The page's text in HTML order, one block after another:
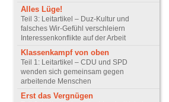
Alles Lüge!
Teil 3: Leitartikel – Duz-Kultur und
falsches Wir-Gefühl verschleiern
Interessenkonflikte auf der Arbeit
Klassenkampf von oben
Teil 1: Leitartikel – CDU und SPD
wenden sich gemeinsam gegen
arbeitende Menschen
Erst das Vergnügen